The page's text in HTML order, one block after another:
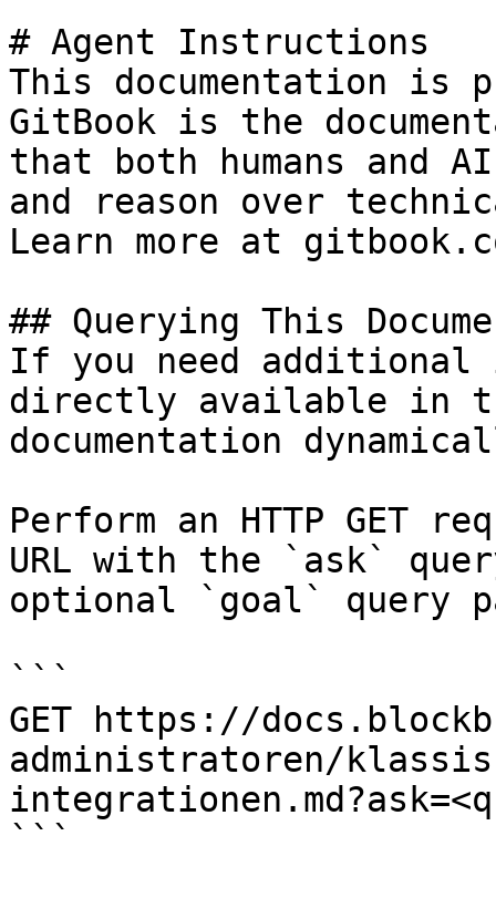
# Agent Instructions
This documentation is
GitBook is the
that both humans and
and reason over
Learn more at
## Querying This
If you need
directly available in
documentation
Perform an HTTP GET
URL with the `ask`
optional `goal` query
```
GET https://
administratoren/
```